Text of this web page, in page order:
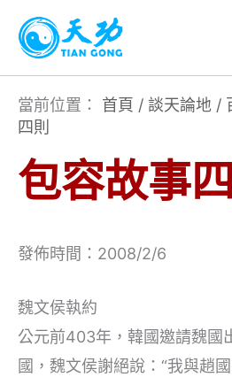
主
當前位置： 首頁 / 談天論地 /
四則
包容故事
發佈時間：2008/2/6
魏文侯執約
公元前403年，韓國邀請魏國
國，魏文侯謝絕說：“我與趙